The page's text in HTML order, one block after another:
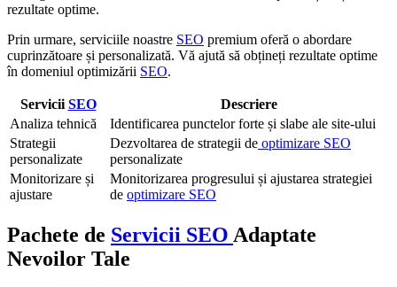
rezultate optime.
Prin urmare, serviciile noastre SEO premium oferă o abordare
cuprinzătoare și personalizată. Vă ajută să obțineți rezultate optime
în domeniul optimizării SEO.
Servicii SEO
Descriere
Analiza tehnică
Identificarea punctelor forte și slabe ale site-ului
Strategii
personalizate
Dezvoltarea de strategii de optimizare SEO
personalizate
Monitorizare și
ajustare
Monitorizarea progresului și ajustarea strategiei
de optimizare SEO
Pachete de Servicii SEO Adaptate
Nevoilor Tale